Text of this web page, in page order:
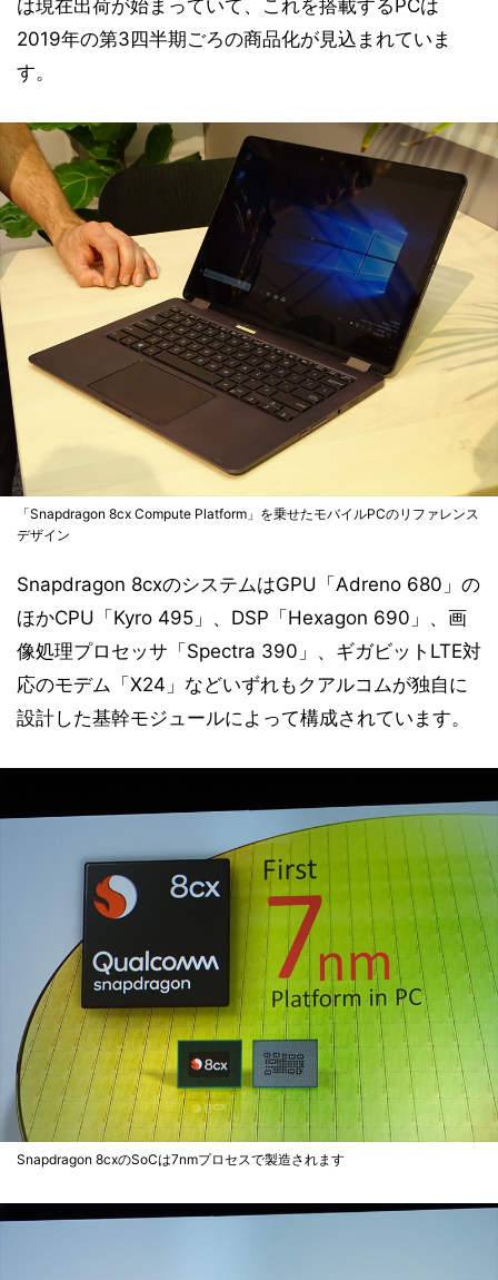
は現在出荷が始まっていて、これを搭載するPCは
2019年の第3四半期ごろの商品化が見込まれていま
す。
「Snapdragon 8cx Compute Platform」を乗せたモバイルPCのリファレンス
デザイン
Snapdragon 8cxのシステムはGPU「Adreno 680」の
ほかCPU「Kyro 495」、DSP「Hexagon 690」、画
像処理プロセッサ「Spectra 390」、ギガビットLTE対
応のモデム「X24」などいずれもクアルコムが独自に
設計した基幹モジュールによって構成されています。
Snapdragon 8cxのSoCは7nmプロセスで製造されます